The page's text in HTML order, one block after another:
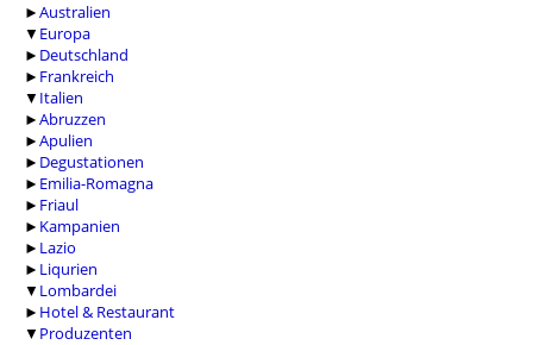
►Australien
▼ Europa
► Deutschland
► Frankreich
▼ Italien
►Abruzzen
►Apulien
► Degustationen
► Emilia-Romagna
► Friaul
► Kampanien
► Lazio
► Liqurien
▼ Lombardei
► Hotel & Restaurant
▼ Produzenten